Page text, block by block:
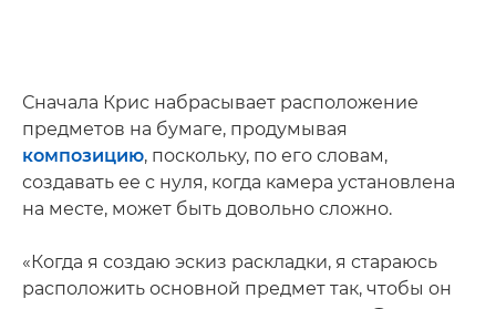
Сначала Крис набрасывает расположение
предметов на бумаге, продумывая
композицию, поскольку, по его словам,
создавать ее с нуля, когда камера установлена
на месте, может быть довольно сложно.
«Когда я создаю эскиз раскладки, я стараюсь
расположить основной предмет так, чтобы он